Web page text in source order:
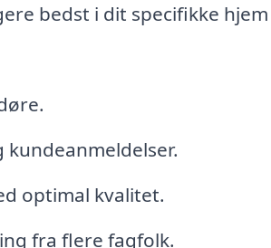
bedst i dit specifikke
optimal kvalitet.
fra flere fagfolk.